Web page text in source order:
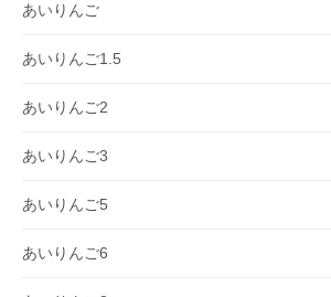
あいりんご
あいりんご1.5
あいりんご2
あいりんご3
あいりんご5
あいりんご6